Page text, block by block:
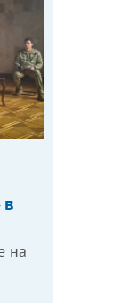
в
на